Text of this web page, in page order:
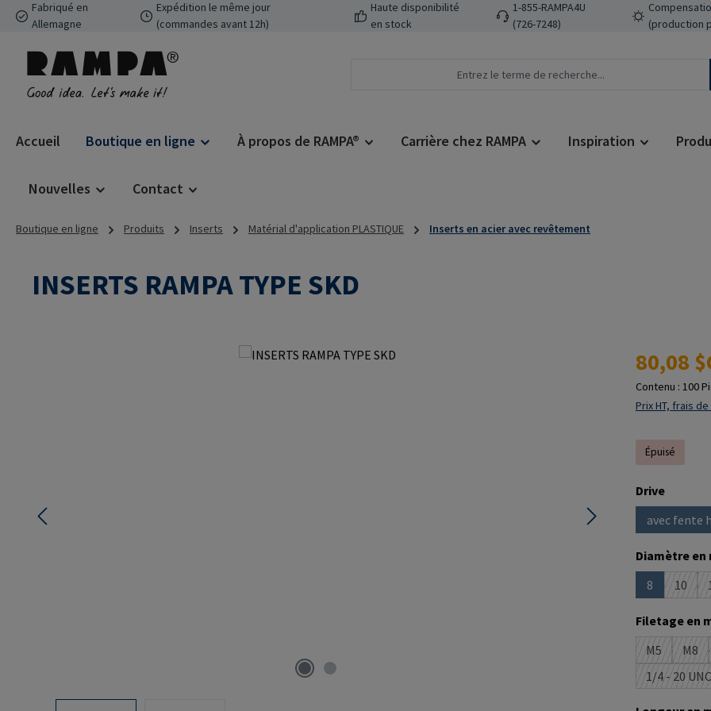
au contenu principal
Passer à la recherche
Passer à la navigation principale
Fabriqué en
Allemagne
Expédition le même jour
(commandes avant 12h)
Haute disponibilité
en stock
1-855-RAMPA4U
(726-7248)
(production
Accueil Boutique en ligne À propos de RAMPA® Carrière chez RAMPA Inspiration
Nouvelles Contact
Boutique en ligne Produits Inserts Matérial d'application PLASTIQUE Inserts en acier avec revêtement
INSERTS RAMPA TYPE SKD
Prix régulier :
80,08
Contenu : 100
Prix HT, frais
Épuisé
Sélectionnez
Drive
avec fente
Diamètre en
8
(Cette
10
(Cette
Filetage en
M5
(Cette
M8
1/4 - 20 UNC
(Cette